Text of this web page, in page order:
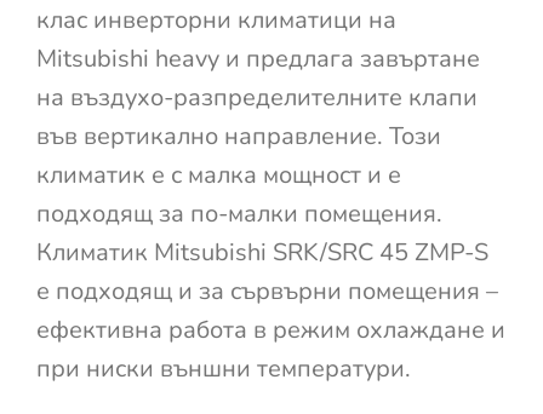
клас инверторни климатици на
Mitsubishi heavy и предлага завъртане
на въздухо-разпределителните клапи
във вертикално направление. Този
климатик е с малка мощност и е
подходящ за по-малки помещения.
Климатик Mitsubishi SRK/SRC 45 ZMP-S
е подходящ и за сървърни помещения –
ефективна работа в режим охлаждане и
при ниски външни температури.